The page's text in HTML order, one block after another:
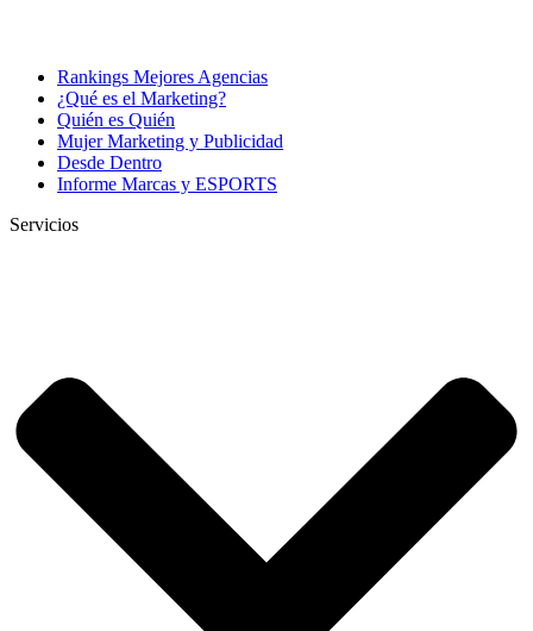
Rankings Mejores Agencias
¿Qué es el Marketing?
Quién es Quién
Mujer Marketing y Publicidad
Desde Dentro
Informe Marcas y ESPORTS
Servicios